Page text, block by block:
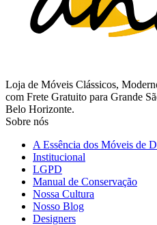
Loja de Móveis Clássicos,
com Frete Gratuito para Grande
Belo Horizonte.
Sobre nós
A Essência dos Móveis de
Institucional
LGPD
Manual de Conservação
Nossa Cultura
Nosso Blog
Designers